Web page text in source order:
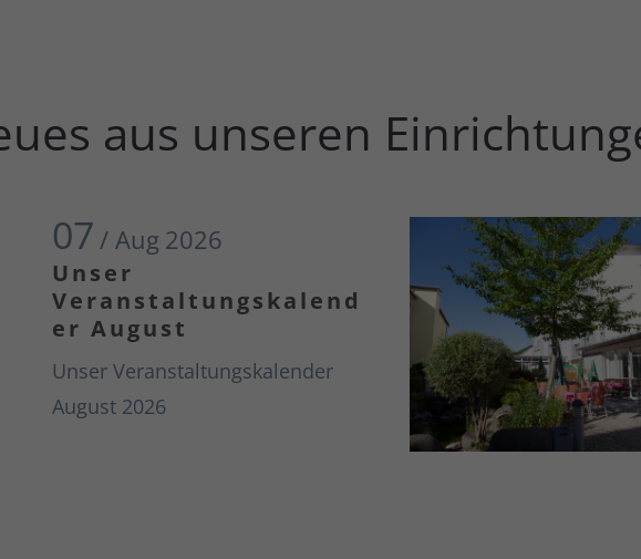
aus unseren
07 / Aug 2026
Unser
Veranstaltungskalend
er August
Unser Veranstaltungskalender
August 2026